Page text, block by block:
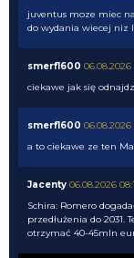
juventus moze miec
do wydania wiecej niz
smerf1600 06.08.2026
ciekawe jak się
smerf1600 06.08.2026
a to ciekawe ze ten
Jacenty 06.08.2026
Schira: Romero
przedłużenia do
otrzymać 40-45mln